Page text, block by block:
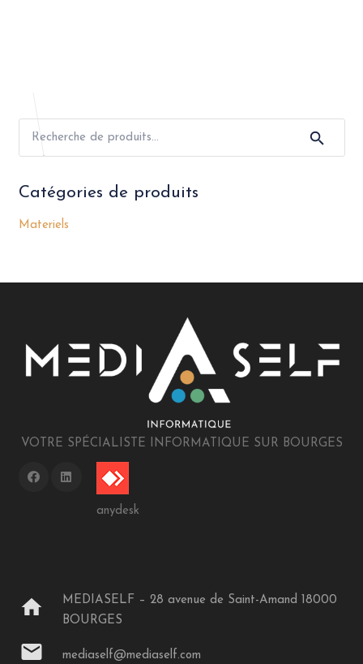
Catégories de produits
Materiels
VOTRE SPÉCIALISTE INFORMATIQUE SUR BOURGES
anydesk
home
MEDIASELF – 28 avenue de Saint-Amand 18000
BOURGES
mail mediaself@mediaself.com